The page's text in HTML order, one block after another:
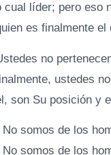
cual líder; pero eso
es finalmente el
no
ustedes
son Su posición y
No somos de los
No somos de los